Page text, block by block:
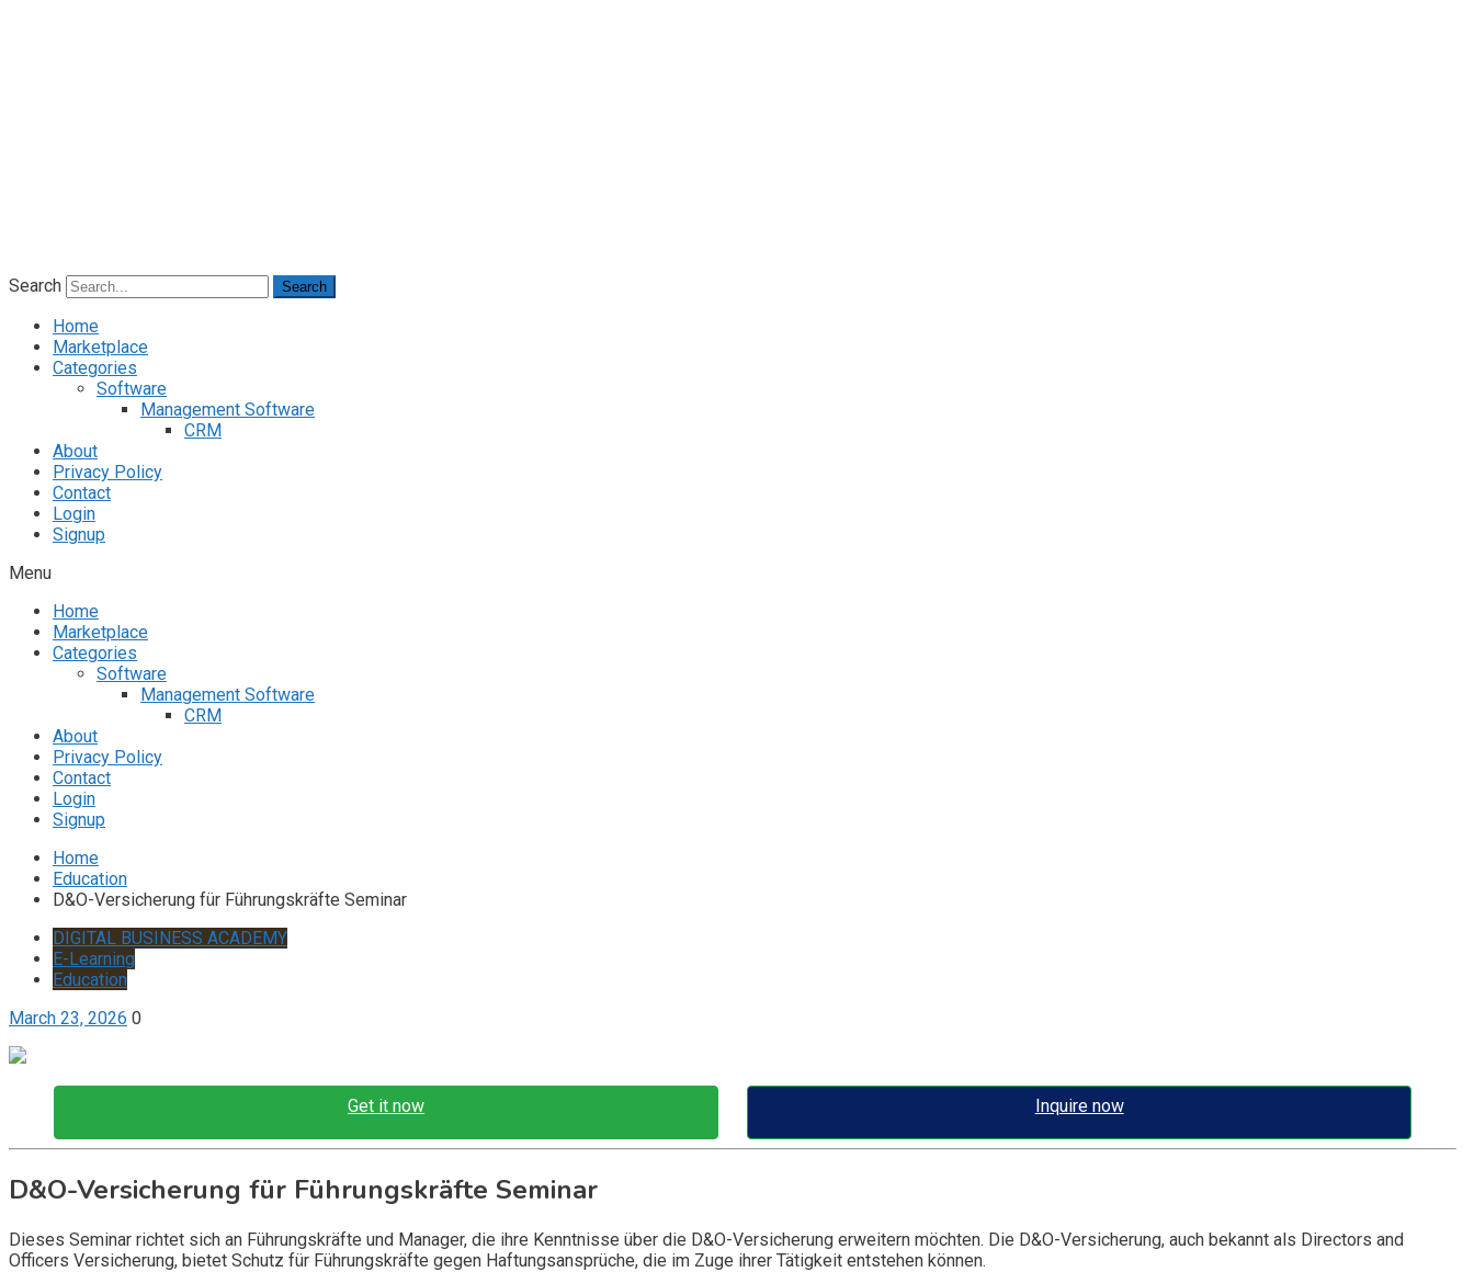
Search Search
Home
Marketplace
Categories
Software
Management Software
CRM
About
Privacy Policy
Contact
Login
Signup
Menu
Home
Marketplace
Categories
Software
Management Software
CRM
About
Privacy Policy
Contact
Login
Signup
Home
Education
D&O-Versicherung für Führungskräfte Seminar
DIGITAL BUSINESS ACADEMY
E-Learning
Education
March 23, 2026 0
Get it now Inquire now
D&O-Versicherung für Führungskräfte Seminar
Dieses Seminar richtet sich an Führungskräfte und Manager, die ihre Kenntnisse über die D&O-Versicherung erweitern möchten. Die D&O-Versicherung, auch bekannt als Directors and
Officers Versicherung, bietet Schutz für Führungskräfte gegen Haftungsansprüche, die im Zuge ihrer Tätigkeit entstehen können.